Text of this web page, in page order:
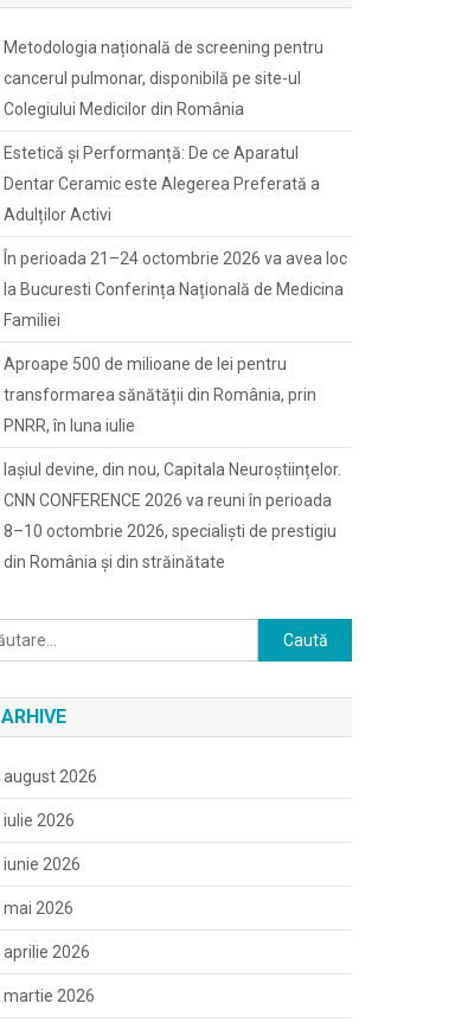
Metodologia națională de screening pentru
cancerul pulmonar, disponibilă pe site-ul
Colegiului Medicilor din România
Estetică și Performanță: De ce Aparatul
Dentar Ceramic este Alegerea Preferată a
Adulților Activi
În perioada 21–24 octombrie 2026 va avea loc
la Bucuresti Conferința Națională de Medicina
Familiei
Aproape 500 de milioane de lei pentru
transformarea sănătății din România, prin
PNRR, în luna iulie
Iașiul devine, din nou, Capitala Neuroștiințelor.
CNN CONFERENCE 2026 va reuni în perioada
8–10 octombrie 2026, specialiști de prestigiu
din România și din străinătate
Caută
după:
ARHIVE
august 2026
iulie 2026
iunie 2026
mai 2026
aprilie 2026
martie 2026